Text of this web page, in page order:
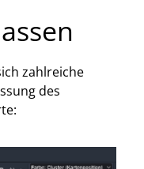
zahlreiche
des